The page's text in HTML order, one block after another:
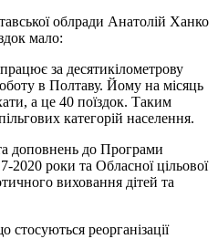
облради Анатолій Ханко
мало:
за десятикілометрову
в Полтаву. Йому на місяць
а це 40 поїздок. Таким
категорій населення.
доповнень до Програми
2020 роки та Обласної цільової
виховання дітей та
реорганізації